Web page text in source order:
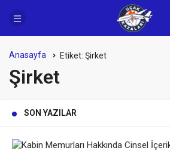
Anasayfa Etiket: Şirket
Şirket
SON YAZILAR